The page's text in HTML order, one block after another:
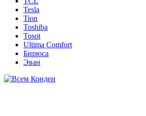
Tesla
Tion
Toshiba
Tosot
Ultima Comfort
Бирюса
Эван